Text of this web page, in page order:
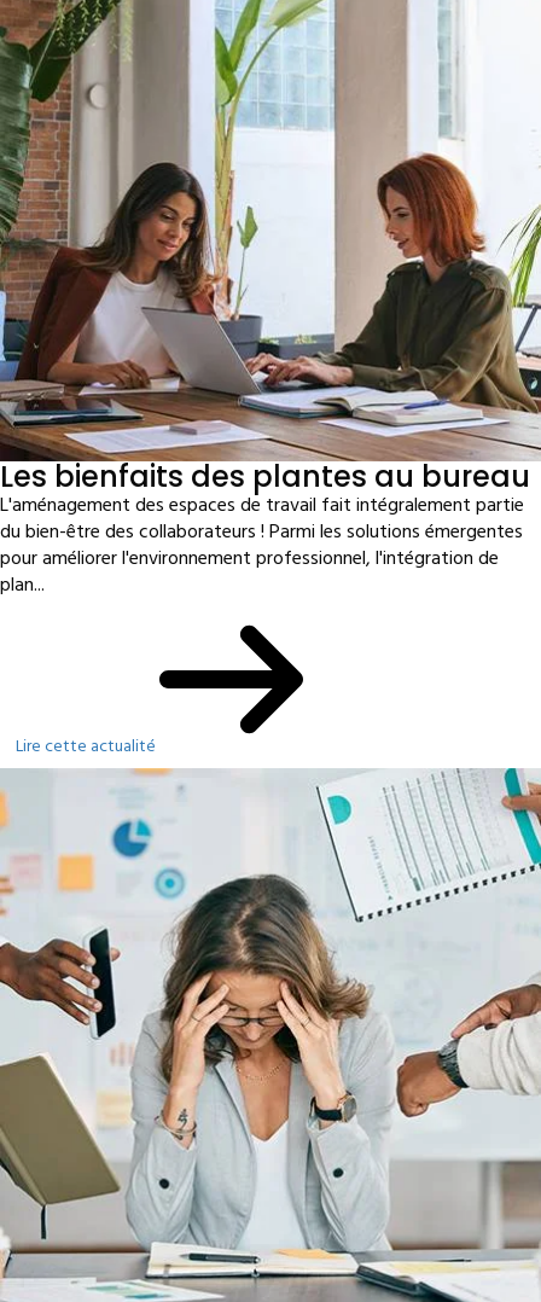
Les bienfaits des plantes au bureau
L'aménagement des espaces de travail fait intégralement partie
du bien-être des collaborateurs ! Parmi les solutions émergentes
pour améliorer l'environnement professionnel, l'intégration de
plan...
Lire cette actualité